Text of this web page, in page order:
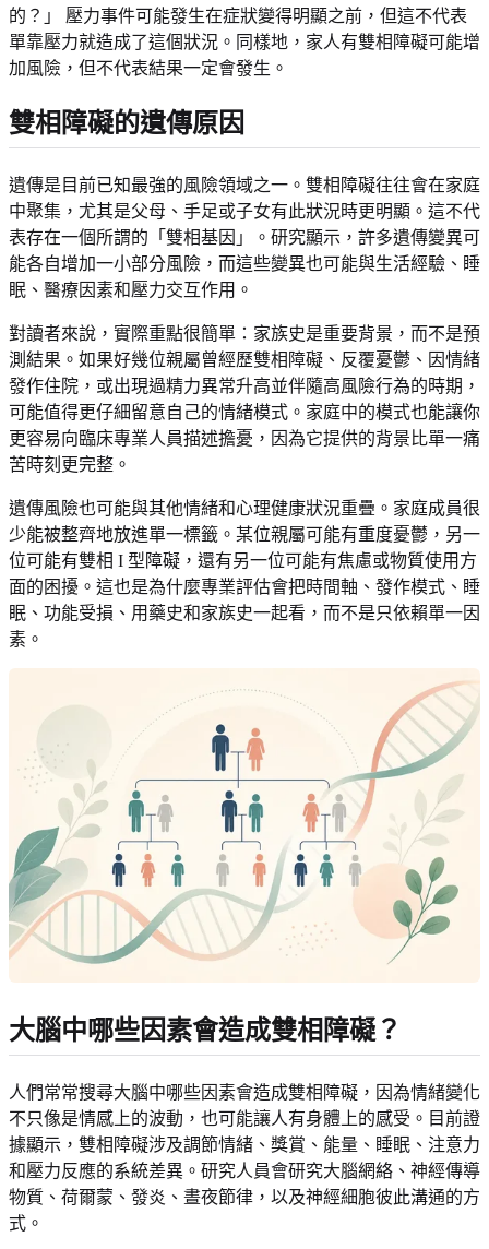
的？」 壓力事件可能發生在症狀變得明顯之前，但這不代表
單靠壓力就造成了這個狀況。同樣地，家人有雙相障礙可能增
加風險，但不代表結果一定會發生。
雙相障礙的遺傳原因
遺傳是目前已知最強的風險領域之一。雙相障礙往往會在家庭
中聚集，尤其是父母、手足或子女有此狀況時更明顯。這不代
表存在一個所謂的「雙相基因」。研究顯示，許多遺傳變異可
能各自增加一小部分風險，而這些變異也可能與生活經驗、睡
眠、醫療因素和壓力交互作用。
對讀者來說，實際重點很簡單：家族史是重要背景，而不是預
測結果。如果好幾位親屬曾經歷雙相障礙、反覆憂鬱、因情緒
發作住院，或出現過精力異常升高並伴隨高風險行為的時期，
可能值得更仔細留意自己的情緒模式。家庭中的模式也能讓你
更容易向臨床專業人員描述擔憂，因為它提供的背景比單一痛
苦時刻更完整。
遺傳風險也可能與其他情緒和心理健康狀況重疊。家庭成員很
少能被整齊地放進單一標籤。某位親屬可能有重度憂鬱，另一
位可能有雙相 I 型障礙，還有另一位可能有焦慮或物質使用方
面的困擾。這也是為什麼專業評估會把時間軸、發作模式、睡
眠、功能受損、用藥史和家族史一起看，而不是只依賴單一因
素。
大腦中哪些因素會造成雙相障礙？
人們常常搜尋大腦中哪些因素會造成雙相障礙，因為情緒變化
不只像是情感上的波動，也可能讓人有身體上的感受。目前證
據顯示，雙相障礙涉及調節情緒、獎賞、能量、睡眠、注意力
和壓力反應的系統差異。研究人員會研究大腦網絡、神經傳導
物質、荷爾蒙、發炎、晝夜節律，以及神經細胞彼此溝通的方
式。